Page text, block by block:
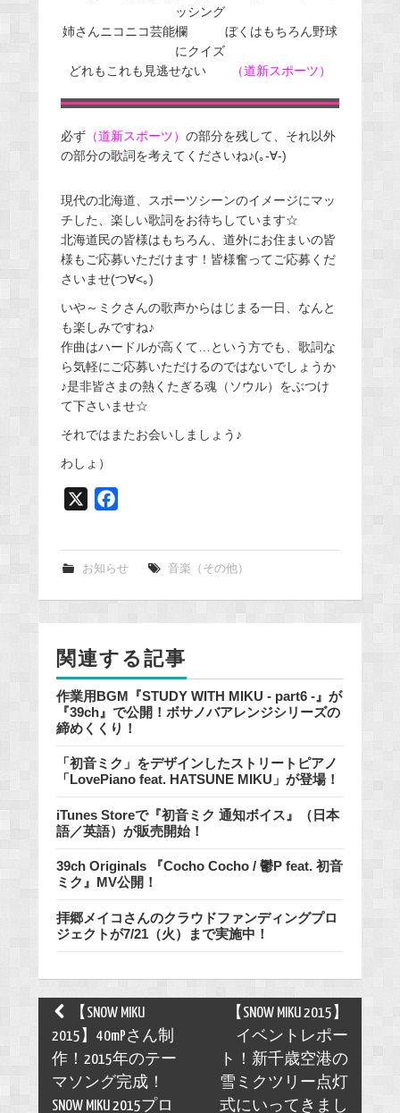
ッシング
姉さんニコニコ芸能欄 ぼくはもちろん野球
にクイズ
どれもこれも見逃せない
（道新スポーツ）
必ず（道新スポーツ） の部分を残して、それ以外
の部分の歌詞を考えてくださいね♪(｡-∀-)
現代の北海道、スポーツシーンのイメージにマッ
チした、楽しい歌詞をお待ちしています☆
北海道民の皆様はもちろん、道外にお住まいの皆
様もご応募いただけます！皆様奮ってご応募くだ
さいませ(つ∀<｡)
いや～ミクさんの歌声からはじまる一日、なんと
も楽しみですね♪
作曲はハードルが高くて…という方でも、歌詞な
ら気軽にご応募いただけるのではないでしょうか
♪是非皆さまの熱くたぎる魂（ソウル）をぶつけ
て下さいませ☆
それではまたお会いしましょう♪
わしょ）
e
k
お知らせ 音楽（その他）
関連する記事
作業用BGM『STUDY WITH MIKU - part6 -』が
『39ch』で公開！ボサノバアレンジシリーズの
締めくくり！
「初音ミク」をデザインしたストリートピアノ
「LovePiano feat. HATSUNE MIKU」が登場！
iTunes Storeで『初音ミク 通知ボイス』（日本
語／英語）が販売開始！
39ch Originals 『Cocho Cocho / 鬱P feat. 初音
ミク』MV公開！
拝郷メイコさんのクラウドファンディングプロ
ジェクトが7/21（火）まで実施中！
Post
navigation
【SNOW MIKU
2015】40mPさん制
作！2015年のテー
マソング完成！
SNOW MIKU 2015プロ
【SNOW MIKU 2015】
イベントレポー
ト！新千歳空港の
雪ミクツリー点灯
式にいってきまし